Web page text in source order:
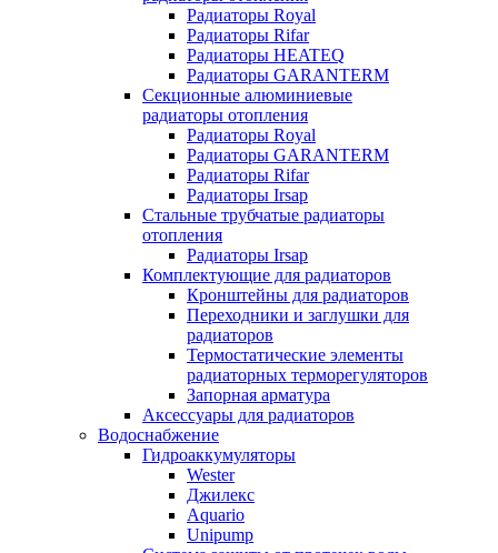
Радиаторы Royal
Радиаторы Rifar
Радиаторы HEATEQ
Радиаторы GARANTERM
Секционные алюминиевые
радиаторы отопления
Радиаторы Royal
Радиаторы GARANTERM
Радиаторы Rifar
Радиаторы Irsap
Стальные трубчатые радиаторы
отопления
Радиаторы Irsap
Комплектующие для радиаторов
Кронштейны для радиаторов
Переходники и заглушки для
радиаторов
Термостатические элементы
радиаторных терморегуляторов
Запорная арматура
Аксессуары для радиаторов
Водоснабжение
Гидроаккумуляторы
Wester
Джилекс
Aquario
Unipump